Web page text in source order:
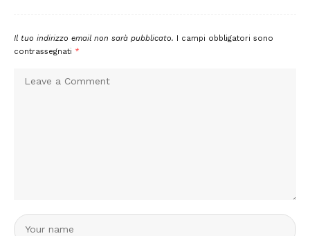
Il tuo indirizzo email non sarà pubblicato. I campi obbligatori sono
contrassegnati *